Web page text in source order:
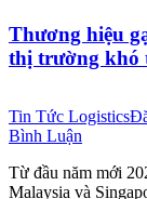
Thương hiệu
thị trường khó
Tin Tức Logistics
Bình Luận
Từ đầu năm mới
Malaysia và